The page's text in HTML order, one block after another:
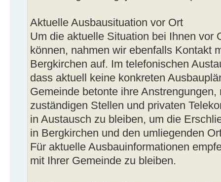
Aktuelle Ausbausituation vor Ort
Um die aktuelle Situation bei Ihnen vor
können, nahmen wir ebenfalls Kontakt
Bergkirchen auf. Im telefonischen
dass aktuell keine konkreten
Gemeinde betonte ihre
zuständigen Stellen und privaten
in Austausch zu bleiben, um die
in Bergkirchen und den umliegenden
Für aktuelle Ausbauinformationen
mit Ihrer Gemeinde zu bleiben.